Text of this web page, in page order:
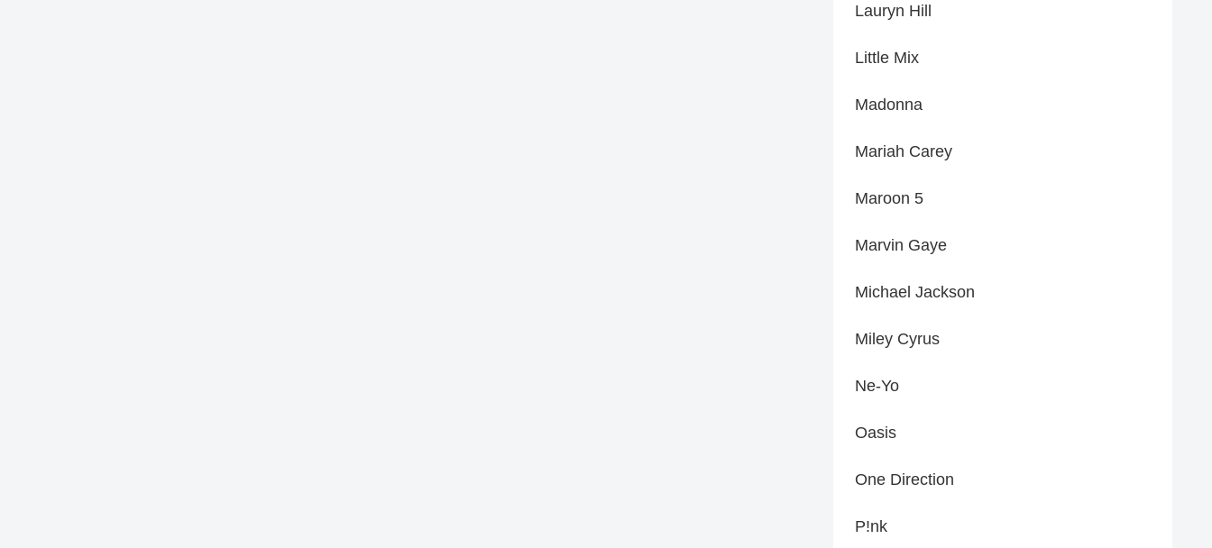
Lauryn Hill
Little Mix
Madonna
Mariah Carey
Maroon 5
Marvin Gaye
Michael Jackson
Miley Cyrus
Ne-Yo
Oasis
One Direction
P!nk